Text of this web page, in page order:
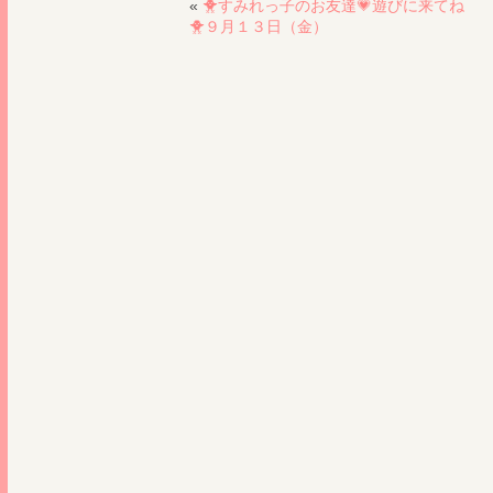
« 🐥すみれっ子のお友達💗遊びに来てね
🐥９月１３日（金）